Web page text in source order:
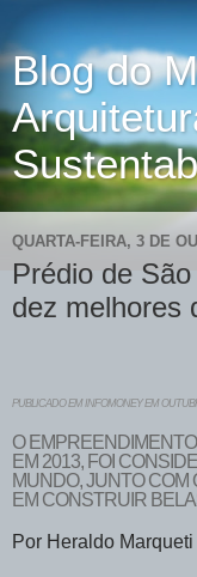
Blog do
QUARTA-FEIRA, 3 DE
Prédio de
dez melhores
PUBLICADO EM INFOMONEY EM
O
EM 2013, FOI
MUNDO, JUNTO
EM CONSTRUIR
Por Heraldo